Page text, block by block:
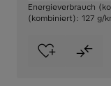
Energieverbrauch
(kombiniert): 127 g/